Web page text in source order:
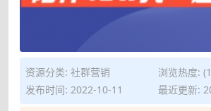
资源分类: 社群营销
浏览热度:
发布时间: 2022-10-11
最近更新: